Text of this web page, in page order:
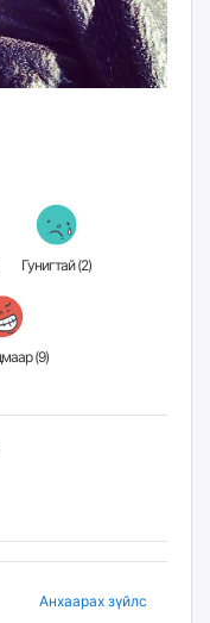
Гунигтай (2)
Үзэн ядмаар (9)
Анхаарах зүйлс